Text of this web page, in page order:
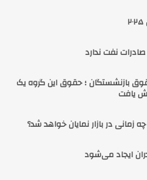
نفت ندارد
بازنشستگان ؛ حقوق این گروه یک
زمانی در بازار نمایان خواهد شد؟
ایجاد می‌شود